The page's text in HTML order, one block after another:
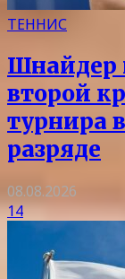
ТЕННИС
Шнайдер
второй
турнира
разряде
08.08.2026
14